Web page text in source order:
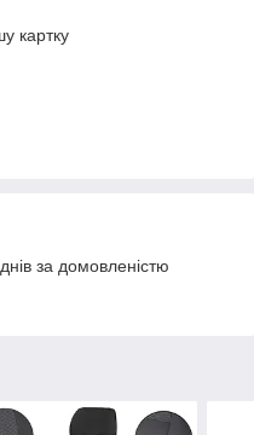
картку
за домовленістю